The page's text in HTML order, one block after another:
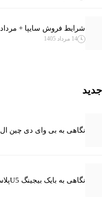
شرایط فروش سایپا + مرداد 1405
14 مرداد 1405
نگاهی به بی وای دی چین ال
نگاهی به بایک بیجینگ U5پلاس